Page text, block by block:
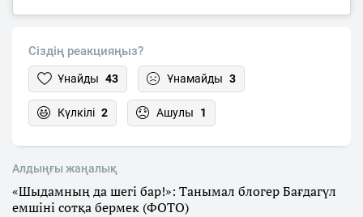
Сіздің реакцияңыз?
Ұнайды 43 Ұнамайды 3
Күлкілі 2 Ашулы 1
Алдыңғы жаңалық
«Шыдамның да шегі бар!»: Танымал блогер Бағдагүл
емшіні сотқа бермек (ФОТО)